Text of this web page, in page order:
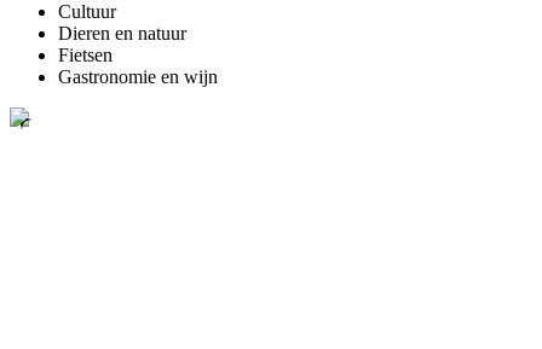
Cultuur
Dieren en natuur
Fietsen
Gastronomie en wijn